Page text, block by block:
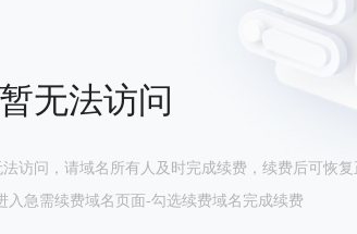
无法访问
访问，请域名所有人及时完成续费，续费后可恢复
入急需续费域名页面-勾选续费域名完成续费